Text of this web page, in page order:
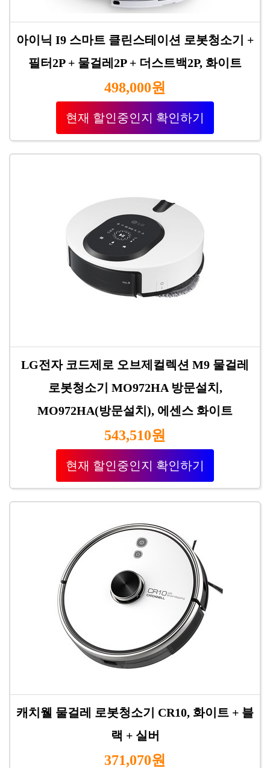
아이닉 I9 스마트 클린스테이션 로봇청소기 +
필터2P + 물걸레2P + 더스트백2P, 화이트
498,000원
현재 할인중인지 확인하기
LG전자 코드제로 오브제컬렉션 M9 물걸레
로봇청소기 MO972HA 방문설치,
MO972HA(방문설치), 에센스 화이트
543,510원
현재 할인중인지 확인하기
캐치웰 물걸레 로봇청소기 CR10, 화이트 + 블
랙 + 실버
371,070원